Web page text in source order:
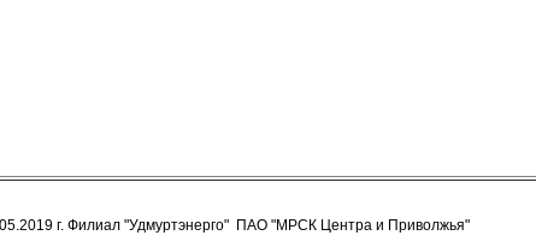
г. Филиал "Удмуртэнерго" ПАО "МРСК Центра и Приволжья"